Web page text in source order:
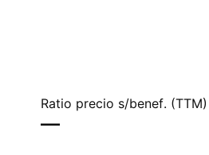
Ratio precio s/benef. (TTM)
—